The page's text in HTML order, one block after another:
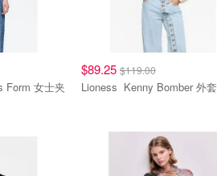
$89.25 $119.00
Lioness Kenny Bomber 外套